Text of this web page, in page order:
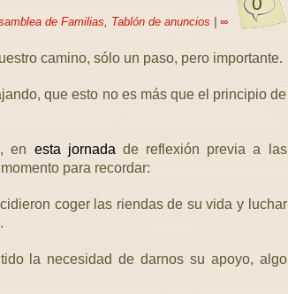
de Familias, Tablón de anuncios ∞
camino, sólo un paso, pero importante.
que esto no es más que el principio de
en esta jornada de reflexión previa a las
para recordar:
coger las riendas de su vida y luchar
la necesidad de darnos su apoyo, algo